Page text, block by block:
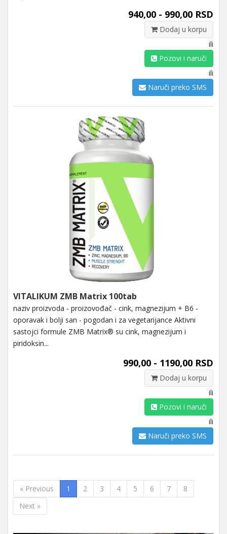
940,00 - 990,00 RSD
Dodaj u korpu
ili
Pozovi i naruči
ili
Naruči preko SMS
VITALIKUM ZMB Matrix 100tab
naziv proizvoda - proizovođač - cink, magnezijum + B6 -
oporavak i bolji san - pogodan i za vegetarijance Aktivni
sastojci formule ZMB Matrix® su cink, magnezijum i
piridoksin...
990,00 - 1190,00 RSD
Dodaj u korpu
ili
Pozovi i naruči
ili
Naruči preko SMS
« Previous 1 2 3 4 5 6 7
8
Next »